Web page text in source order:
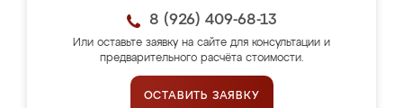
8 (926) 409-68-13
Или оставьте заявку на сайте для консультации и
предварительного расчёта стоимости.
ОСТАВИТЬ ЗАЯВКУ